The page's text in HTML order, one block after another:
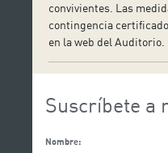
convivientes. Las
contingencia
en la web del Auditorio.
Suscríbete a
Nombre: